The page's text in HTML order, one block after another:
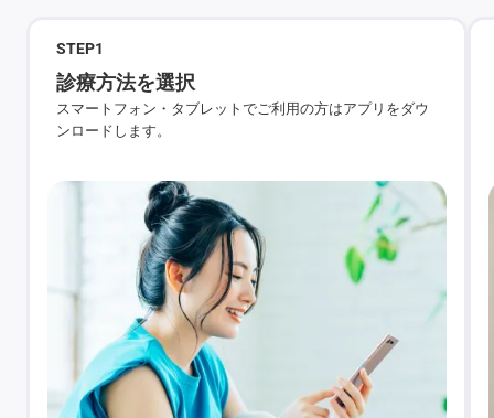
STEP1
診療方法を選択
スマートフォン・タブレットでご利用の方はアプリをダウ
ンロードします。